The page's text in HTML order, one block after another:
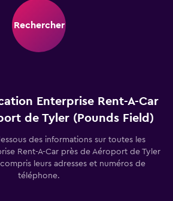
Rechercher
Enterprise Rent-A-Car
de Tyler (Pounds Field)
des informations sur toutes les
Rent-A-Car près de Aéroport de Tyler
leurs adresses et numéros de
téléphone.